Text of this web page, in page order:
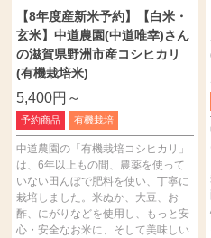
【8年度産新米予約】【白米・
玄米】中道農園(中道唯幸)さん
の滋賀県野洲市産コシヒカリ
(有機栽培米)
5,400円～
予約商品 有機栽培
中道農園の「有機栽培コシヒカリ」
は、6年以上もの間、農薬を使って
いない田んぼで肥料を使い、丁寧に
栽培しました。米ぬか、大豆、お
酢、にがりなどを使用し、もっと安
心・安全なお米に、そして美味しい